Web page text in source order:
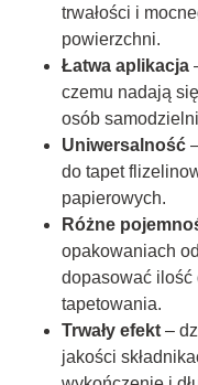
trwałości i
powierzchni.
Łatwa aplikacja
czemu nadają
osób
Uniwersalność
do tapet
papierowych.
Różne
opakowaniach
dopasować
tapetowania.
Trwały efekt –
jakości